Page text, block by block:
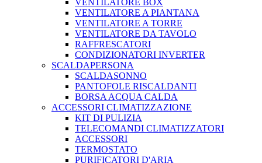
VENTILATORE BOX
VENTILATORE A PIANTANA
VENTILATORE A TORRE
VENTILATORE DA TAVOLO
RAFFRESCATORI
CONDIZIONATORI INVERTER
SCALDAPERSONA
SCALDASONNO
PANTOFOLE RISCALDANTI
BORSA ACQUA CALDA
ACCESSORI CLIMATIZZAZIONE
KIT DI PULIZIA
TELECOMANDI CLIMATIZZATORI
ACCESSORI
TERMOSTATO
PURIFICATORI D'ARIA